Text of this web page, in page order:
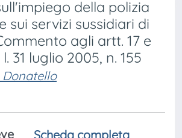
della polizia
sui servizi sussidiari di
agli artt. 17 e
31 luglio 2005, n. 155
Donatello
Scheda completa